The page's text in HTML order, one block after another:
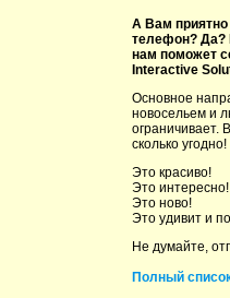
А Вам приятно
телефон? Да?
нам поможет
Interactive
Основное
новосельем и
ограничивает.
сколько угодно!
Это красиво!
Это интересно!
Это ново!
Это удивит и
Не думайте,
Полный